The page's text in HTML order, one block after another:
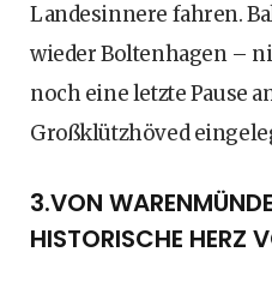
Landesinnere fahren.
wieder Boltenhagen –
noch eine letzte Pause
Großklützhöved
3.VON
HISTORISCHE HERZ